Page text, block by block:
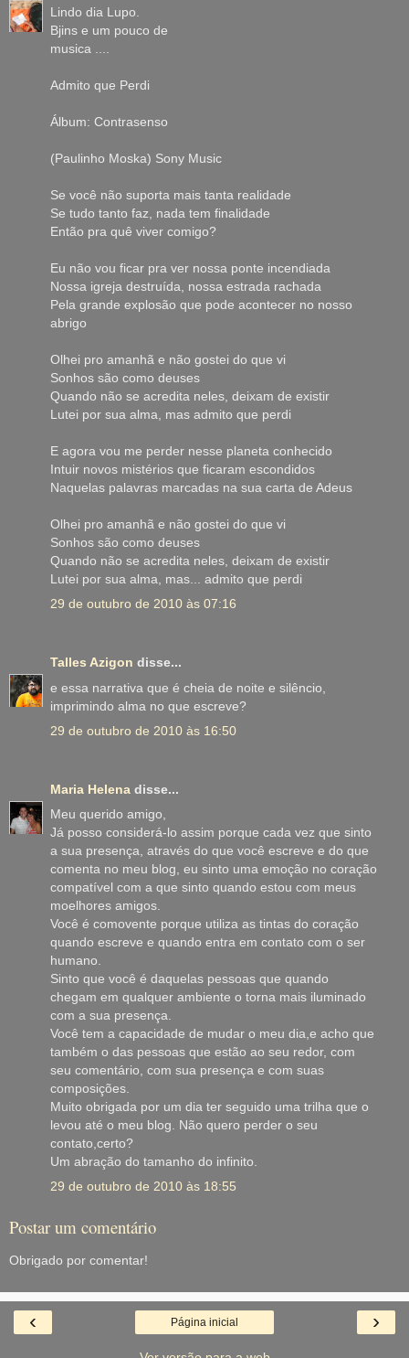
Lindo dia Lupo.
Bjins e um pouco de
musica ....
Admito que Perdi
Álbum: Contrasenso
(Paulinho Moska) Sony Music
Se você não suporta mais tanta realidade
Se tudo tanto faz, nada tem finalidade
Então pra quê viver comigo?
Eu não vou ficar pra ver nossa ponte incendiada
Nossa igreja destruída, nossa estrada rachada
Pela grande explosão que pode acontecer no nosso
abrigo
Olhei pro amanhã e não gostei do que vi
Sonhos são como deuses
Quando não se acredita neles, deixam de existir
Lutei por sua alma, mas admito que perdi
E agora vou me perder nesse planeta conhecido
Intuir novos mistérios que ficaram escondidos
Naquelas palavras marcadas na sua carta de Adeus
Olhei pro amanhã e não gostei do que vi
Sonhos são como deuses
Quando não se acredita neles, deixam de existir
Lutei por sua alma, mas... admito que perdi
29 de outubro de 2010 às 07:16
Talles Azigon disse...
e essa narrativa que é cheia de noite e silêncio,
imprimindo alma no que escreve?
29 de outubro de 2010 às 16:50
Maria Helena disse...
Meu querido amigo,
Já posso considerá-lo assim porque cada vez que sinto
a sua presença, através do que você escreve e do que
comenta no meu blog, eu sinto uma emoção no coração
compatível com a que sinto quando estou com meus
moelhores amigos.
Você é comovente porque utiliza as tintas do coração
quando escreve e quando entra em contato com o ser
humano.
Sinto que você é daquelas pessoas que quando
chegam em qualquer ambiente o torna mais iluminado
com a sua presença.
Você tem a capacidade de mudar o meu dia,e acho que
também o das pessoas que estão ao seu redor, com
seu comentário, com sua presença e com suas
composições.
Muito obrigada por um dia ter seguido uma trilha que o
levou até o meu blog. Não quero perder o seu
contato,certo?
Um abração do tamanho do infinito.
29 de outubro de 2010 às 18:55
Postar um comentário
Obrigado por comentar!
‹ ›
Página inicial